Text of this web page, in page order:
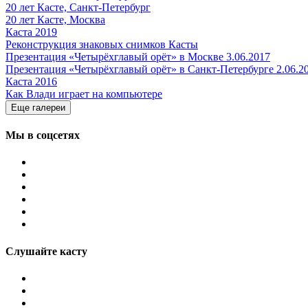
20 лет Касте, Санкт-Петербург
20 лет Касте, Москва
Каста 2019
Реконструкция знаковых снимков Касты
Презентация «Четырёхглавый орёт» в Москве 3.06.2017
Презентация «Четырёхглавый орёт» в Санкт-Петербурге
Каста 2016
Как Влади играет на компьютере
Еще галереи
Мы в соцсетях
Слушайте касту